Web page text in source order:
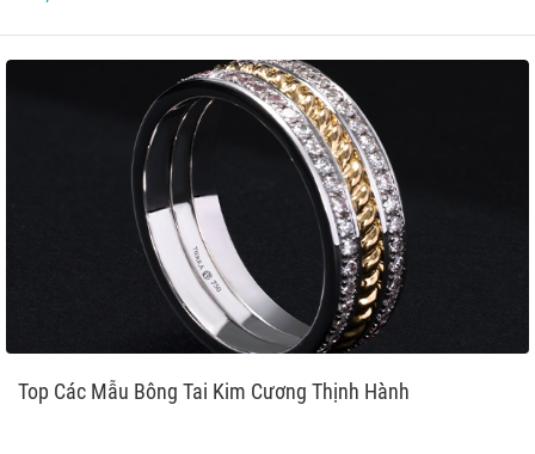
Top Các Mẫu Bông Tai Kim Cương Thịnh Hành